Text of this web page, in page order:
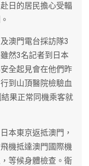
日的居民擔心受輻
澳門電台採訪隊3
然3名記者到日本
全起見會在他們昨
到山頂醫院檢驗血
果正常同機乘客就
本東京返抵澳門，
機抵達澳門國際機
等候身體檢查。衛